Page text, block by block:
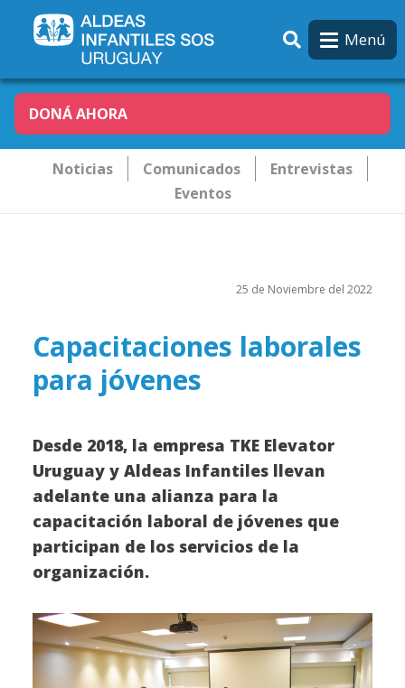
Menú
DONÁ AHORA
Novededades
Noticias Comunicados
Entrevistas
Eventos
25 de Noviembre del 2022
Capacitaciones laborales
para jóvenes
Desde 2018, la empresa TKE Elevator
Uruguay y Aldeas Infantiles llevan
adelante una alianza para la
capacitación laboral de jóvenes que
participan de los servicios de la
organización.